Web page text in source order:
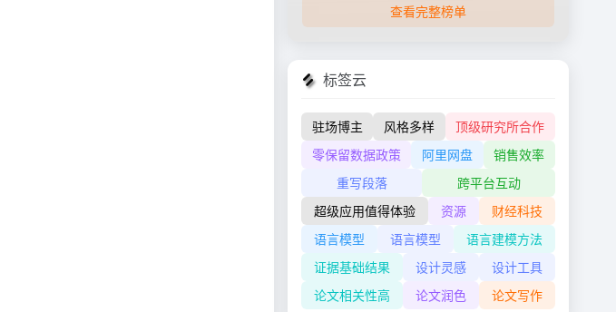
查看完整榜单
标签云
驻场博主 风格多样
顶级研究所合作
零保留数据政策
阿里网盘
销售效率
重写段落
跨平台互动
超级应用值得体验
资源
财经科技
语言模型
语言模型
语言建模方法
证据基础结果
设计灵感
设计工具
论文相关性高
论文润色 论文写作